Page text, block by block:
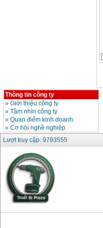
Thông tin công ty
» Giới thiệu công ty
» Tầm nhìn công ty
» Quan điểm kinh doanh
» Cơ hội nghề nghiệp
Lượt truy cập: 9793555